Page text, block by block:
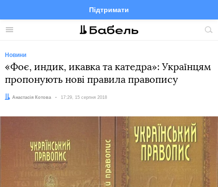
Меню
Підтримати
FacebookTelegramTwitter
Новини
«Фоє, индик, икавка та катедра»: Українцям
пропонують нові правила правопису
Автор:
Анастасія Котова Дата:
17:29, 15 серпня 2018